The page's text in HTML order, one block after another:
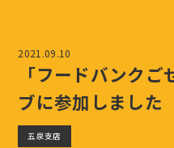
2021.09.10
「フードバンク
ブに参加しました
五泉支店